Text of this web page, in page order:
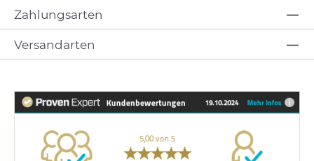
Zahlungsarten
Versandarten